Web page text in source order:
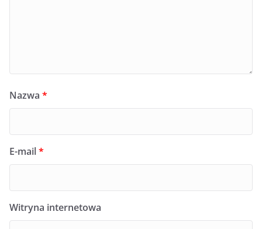
Nazwa *
E-mail*
Witryna internetowa